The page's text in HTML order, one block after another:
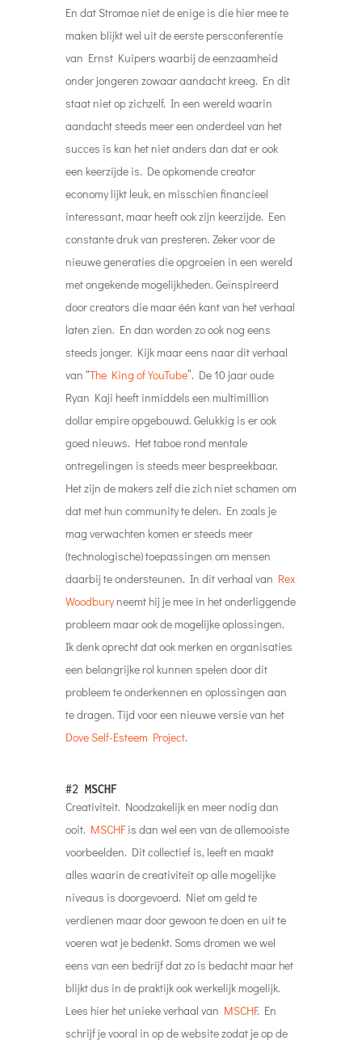
En dat Stromae niet de enige is die hier mee te
maken blijkt wel uit de eerste persconferentie
van Ernst Kuipers waarbij de eenzaamheid
onder jongeren zowaar aandacht kreeg. En dit
staat niet op zichzelf. In een wereld waarin
aandacht steeds meer een onderdeel van het
succes is kan het niet anders dan dat er ook
een keerzijde is. De opkomende creator
economy lijkt leuk, en misschien financieel
interessant, maar heeft ook zijn keerzijde. Een
constante druk van presteren. Zeker voor de
nieuwe generaties die opgroeien in een wereld
met ongekende mogelijkheden. Geïnspireerd
door creators die maar één kant van het verhaal
laten zien. En dan worden zo ook nog eens
steeds jonger. Kijk maar eens naar dit verhaal
van “The King of YouTube”. De 10 jaar oude
Ryan Kaji heeft inmiddels een multimillion
dollar empire opgebouwd. Gelukkig is er ook
goed nieuws. Het taboe rond mentale
ontregelingen is steeds meer bespreekbaar.
Het zijn de makers zelf die zich niet schamen om
dat met hun community te delen. En zoals je
mag verwachten komen er steeds meer
(technologische) toepassingen om mensen
daarbij te ondersteunen. In dit verhaal van Rex
Woodburyneemt hij je mee in het onderliggende
probleem maar ook de mogelijke oplossingen.
Ik denk oprecht dat ook merken en organisaties
een belangrijke rol kunnen spelen door dit
probleem te onderkennen en oplossingen aan
te dragen. Tijd voor een nieuwe versie van het
Dove Self-Esteem Project.
#2 MSCHF
Creativiteit. Noodzakelijk en meer nodig dan
ooit. MSCHFis dan wel een van de allemooiste
voorbeelden. Dit collectief is, leeft en maakt
alles waarin de creativiteit op alle mogelijke
niveaus is doorgevoerd. Niet om geld te
verdienen maar door gewoon te doen en uit te
voeren wat je bedenkt. Soms dromen we wel
eens van een bedrijf dat zo is bedacht maar het
blijkt dus in de praktijk ook werkelijk mogelijk.
Lees hier het unieke verhaal van MSCHF. En
schrijf je vooral in op de website zodat je op de